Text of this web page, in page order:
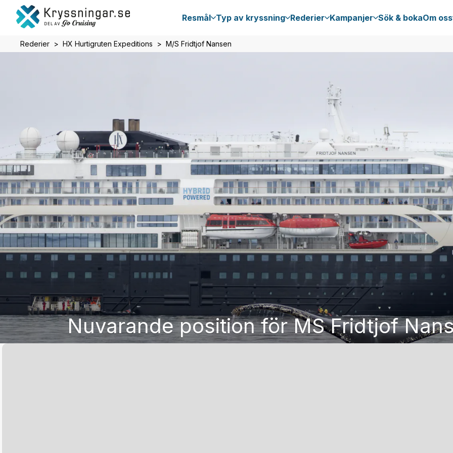
Resmål Typ av kryssning Rederier Kampanjer Sök & bokaOm oss
Rederier HX Hurtigruten Expeditions M/S Fridtjof Nansen
Nuvarande position för MS Fridtjof